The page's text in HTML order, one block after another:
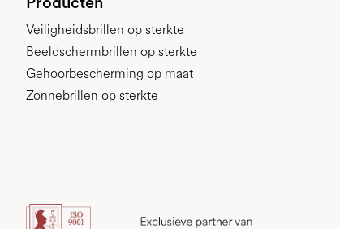
Veiligheidsbrillen op sterkte
Beeldschermbrillen op sterkte
Gehoorbescherming op maat
Zonnebrillen op sterkte